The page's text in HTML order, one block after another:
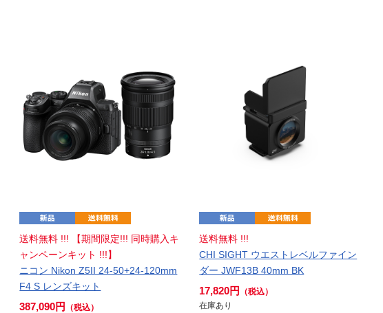
送料無料 !!! 【期間限定!!! 同時購入キ
ャンペーンキット !!!】
ニコン Nikon Z5II 24-50+24-120mm
F4 S レンズキット
387,090円
（税込）
送料無料 !!!
CHI SIGHT ウエストレベルファイン
ダー JWF13B 40mm BK
17,820円
（税込）
在庫あり